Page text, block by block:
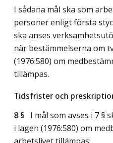
I sådana mål ska som
personer enligt första
ska anses
när bestämmelserna om
(1976:580) om
tillämpas.
Tidsfrister och
8 § I mål som avses i 7 §
i lagen (1976:580) om